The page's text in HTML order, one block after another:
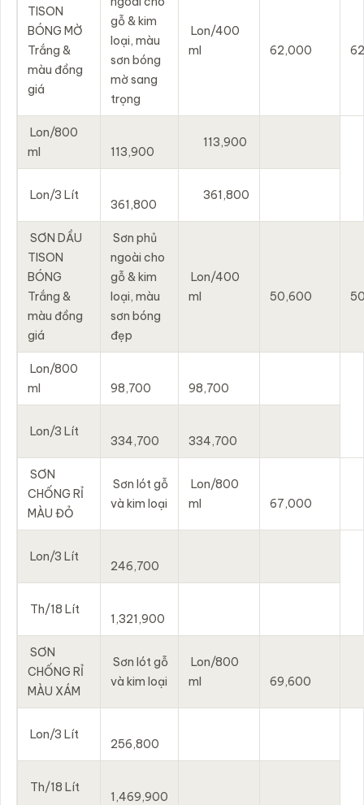
TISON
BÓNG MỜ
Trắng &
màu đồng
giá
gỗ & kim
loại, màu
sơn bóng
mờ sang
trọng
Lon/400
ml
62,000
Lon/800
ml
113,900
113,900
Lon/3 Lít
361,800
361,800
SƠN DẦU
TISON
BÓNG
Trắng &
màu đồng
giá
Sơn phủ
ngoài cho
gỗ & kim
loại, màu
sơn bóng
đẹp
Lon/400
ml
50,600
Lon/800
ml
98,700 98,700
Lon/3 Lít
334,700 334,700
SƠN
CHỐNG RỈ
MÀU ĐỎ
Sơn lót gỗ
và kim loại
Lon/800
ml
67,000
Lon/3 Lít
246,700
Th/18 Lít
1,321,900
SƠN
CHỐNG RỈ
MÀU XÁM
Sơn lót gỗ
và kim loại
Lon/800
ml
69,600
Lon/3 Lít
256,800
Th/18 Lít
1,469,900